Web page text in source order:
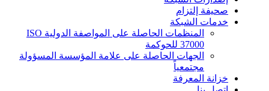
صحيفة إلتزام
خدمات الشبكة
المنظمات الحاصلة على المواصفة الدولية ISO
37000 للحوكمة
الجهات الحاصلة على علامة المؤسسة المسؤولة
مجتمعياً
خزانة المعرفة